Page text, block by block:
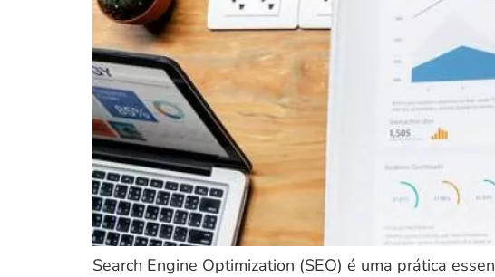
Search Engine Optimization (SEO) é uma prática